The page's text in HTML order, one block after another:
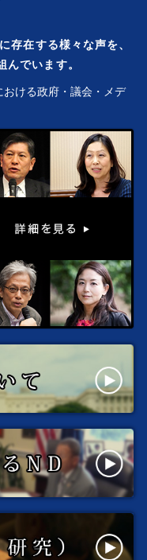
存在する様々な声を、
でいます。
ける政府・議会・メデ